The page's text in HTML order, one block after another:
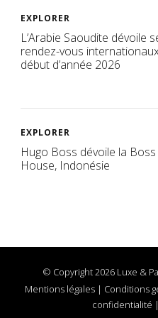
EXPLORER
L’Arabie Saoudite dévoile
rendez-vous
début d’année 2026
EXPLORER
Hugo Boss dévoile la
House, Indonésie
© Copyright 2026 Luxe &
Mentions légales | Conditions
confidentialité |